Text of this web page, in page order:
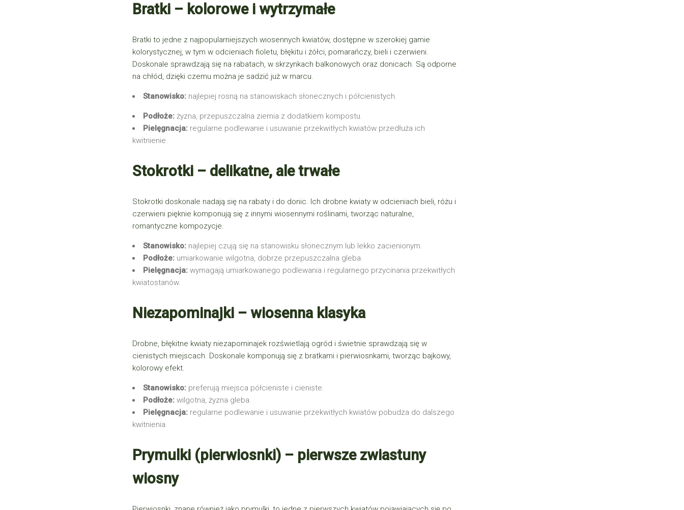
Bratki – kolorowe i wytrzymałe
Bratki to jedne z najpopularniejszych wiosennych kwiatów, dostępne w szerokiej gamie
kolorystycznej, w tym w odcieniach fioletu, błękitu i żółci, pomarańczy, bieli i czerwieni.
Doskonale sprawdzają się na rabatach, w skrzynkach balkonowych oraz donicach. Są odporne
na chłód, dzięki czemu można je sadzić już w marcu.
Stanowisko: najlepiej rosną na stanowiskach słonecznych i półcienistych.
Podłoże: żyzna, przepuszczalna ziemia z dodatkiem kompostu.
Pielęgnacja: regularne podlewanie i usuwanie przekwitłych kwiatów przedłuża ich
kwitnienie.
Stokrotki – delikatne, ale trwałe
Stokrotki doskonale nadają się na rabaty i do donic. Ich drobne kwiaty w odcieniach bieli, różu i
czerwieni pięknie komponują się z innymi wiosennymi roślinami, tworząc naturalne,
romantyczne kompozycje.
Stanowisko: najlepiej czują się na stanowisku słonecznym lub lekko zacienionym.
Podłoże: umiarkowanie wilgotna, dobrze przepuszczalna gleba.
Pielęgnacja: wymagają umiarkowanego podlewania i regularnego przycinania przekwitłych
kwiatostanów.
Niezapominajki – wiosenna klasyka
Drobne, błękitne kwiaty niezapominajek rozświetlają ogród i świetnie sprawdzają się w
cienistych miejscach. Doskonale komponują się z bratkami i pierwiosnkami, tworząc bajkowy,
kolorowy efekt.
Stanowisko: preferują miejsca półcieniste i cieniste.
Podłoże: wilgotna, żyzna gleba.
Pielęgnacja: regularne podlewanie i usuwanie przekwitłych kwiatów pobudza do dalszego
kwitnienia.
Prymulki (pierwiosnki) – pierwsze zwiastuny
wiosny